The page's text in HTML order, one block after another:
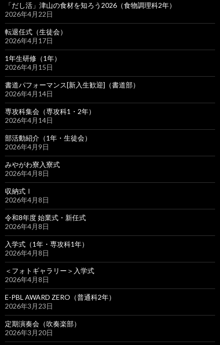
「だし活」津山の食材を知ろう2026（食物調理科2年）
2026年4月22日
転退任式（生徒会）
2026年4月17日
1年生研修（1年）
2026年4月15日
書道パフォーマンス[新入生歓迎]（書道部）
2026年4月14日
専攻科集会（専攻科1・2年）
2026年4月14日
部活動紹介（1年・生徒会）
2026年4月9日
みやがわ寮入寮式
2026年4月8日
収納式Ⅰ
2026年4月8日
令和8年度 始業式・新任式
2026年4月8日
入学式（1年・専攻科1年）
2026年4月8日
＜フォトギャラリー＞入学式
2026年4月8日
E-PBL AWARD ZERO（普通科2年）
2026年3月23日
定期演奏会（吹奏楽部）
2026年3月20日